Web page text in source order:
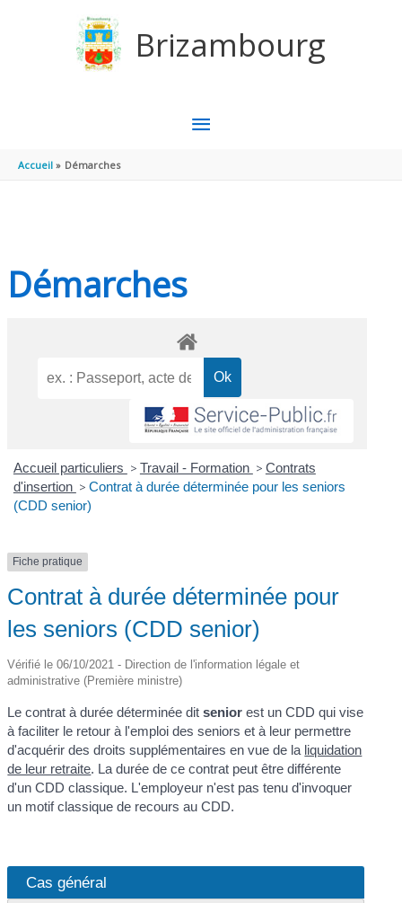
Brizambourg
MENU
Accueil Démarches
Démarches
Accueil particuliers > Travail - Formation > Contrats
d'insertion > Contrat à durée déterminée pour les seniors
(CDD senior)
Fiche pratique
Contrat à durée déterminée pour
les seniors (CDD senior)
Vérifié le 06/10/2021 - Direction de l'information légale et
administrative (Première ministre)
Le contrat à durée déterminée ditsenior est un CDD qui vise
à faciliter le retour à l'emploi des seniors et à leur permettre
d'acquérir des droits supplémentaires en vue de la liquidation
de leur retraite. La durée de ce contrat peut être différente
d'un CDD classique. L'employeur n'est pas tenu d'invoquer
un motif classique de recours au CDD.
Cas général